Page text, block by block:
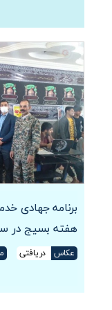
برنامه جهادی
هفته بسیج در
عکاس دریافتی